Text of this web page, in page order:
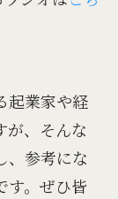
起業家や経
が、そんな
、参考にな
す。ぜひ皆